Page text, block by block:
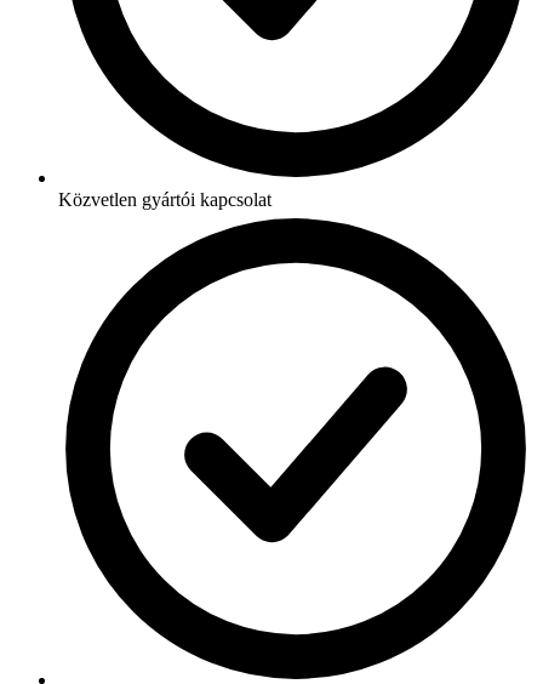
Közvetlen gyártói kapcsolat